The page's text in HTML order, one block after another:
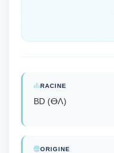
RACINE
BD (ⴱⴷ)
ORIGINE